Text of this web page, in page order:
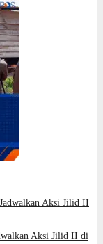
Aksi Jilid II di